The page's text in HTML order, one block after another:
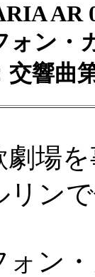
AR
ォン・
響曲
場
リン
ン